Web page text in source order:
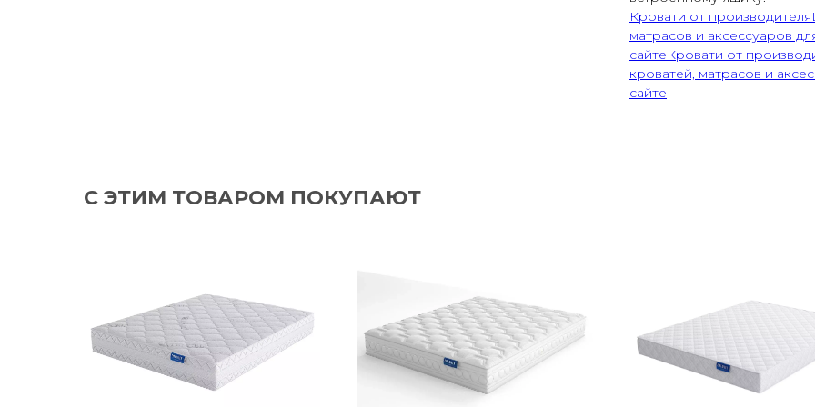
Кровати от производителя
матрасов и аксессуаров
сайтеКровати от
кроватей, матрасов и
сайте
С ЭТИМ ТОВАРОМ ПОКУПАЮТ